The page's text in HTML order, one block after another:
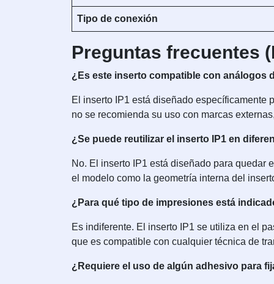
Tipo de conexión
Preguntas frecuentes
¿Es este inserto compatible con análogos
El inserto IP1 está diseñado
no se recomienda su uso con marcas
¿Se puede reutilizar el inserto IP1 en
No. El inserto IP1 está diseñado para quedar
el modelo como la geometría interna del
¿Para qué tipo de impresiones está
Es indiferente. El inserto IP1 se utiliza en el
que es compatible con cualquier técnica de
¿Requiere el uso de algún adhesivo para